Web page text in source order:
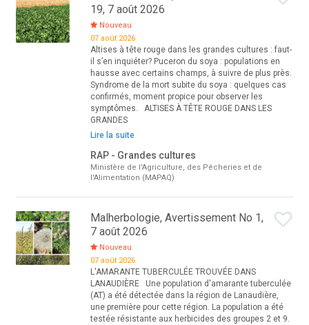
19, 7 août 2026
Nouveau
07 août 2026
Altises à tête rouge dans les grandes cultures : faut-
il s’en inquiéter? Puceron du soya : populations en
hausse avec certains champs, à suivre de plus près.
Syndrome de la mort subite du soya : quelques cas
confirmés, moment propice pour observer les
symptômes. ALTISES À TÊTE ROUGE DANS LES
GRANDES
Lire la suite
RAP - Grandes cultures
Ministère de l'Agriculture, des Pêcheries et de
l'Alimentation (MAPAQ)
Malherbologie, Avertissement No 1,
7 août 2026
Nouveau
07 août 2026
L'AMARANTE TUBERCULÉE TROUVÉE DANS
LANAUDIÈRE Une population d'amarante tuberculée
(AT) a été détectée dans la région de Lanaudière,
une première pour cette région. La population a été
testée résistante aux herbicides des groupes 2 et 9.